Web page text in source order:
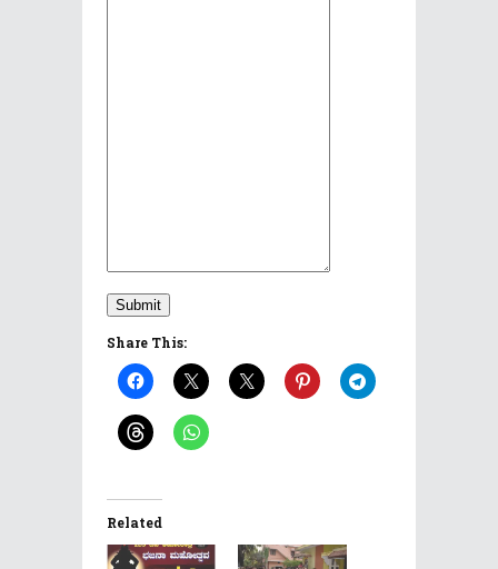
Submit
Share This:
Related